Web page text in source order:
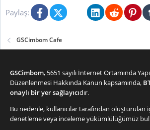
Paylaş: FacebookX (Twitter)BlueskyLinkedInReddit
GSCimbom Cafe
GSCimbom, 5651 sayılı İnternet Ortamında
Düzenlenmesi Hakkında Kanun kapsamında,
onaylı bir yer sağlayıcıdır.
Bu nedenle, kullanıcılar tarafından oluşturulan
denetleme veya inceleme yükümlülüğümüz